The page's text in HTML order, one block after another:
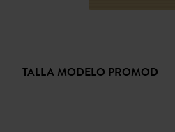
TALLA MODELO PROMOD